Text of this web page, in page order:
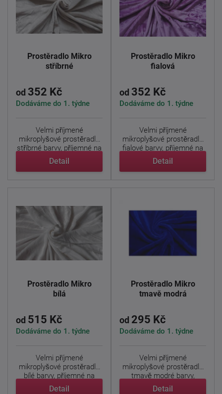
Prostěradlo Mikro
stříbrné
od 352 Kč
Dodáváme do 1. týdne
Velmi příjmené
mikroplyšové prostěradlo
stříbrné barvy, příjemné na
...
Detail
Prostěradlo Mikro
fialová
od 352 Kč
Dodáváme do 1. týdne
Velmi příjmené
mikroplyšové prostěradlo
fialové barvy, příjemné na
...
Detail
Prostěradlo Mikro
bílá
od 515 Kč
Dodáváme do 1. týdne
Velmi příjmené
mikroplyšové prostěradlo
bílé barvy, příjemné na
dotek, ...
Detail
Prostěradlo Mikro
tmavě modrá
od 295 Kč
Dodáváme do 1. týdne
Velmi příjmené
mikroplyšové prostěradlo
tmavě modré barvy,
příjemné na ...
Detail